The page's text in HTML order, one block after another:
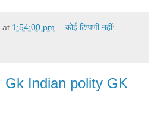
at 1:54:00 pm कोई टिप्पणी नहीं:
Indian polity GK